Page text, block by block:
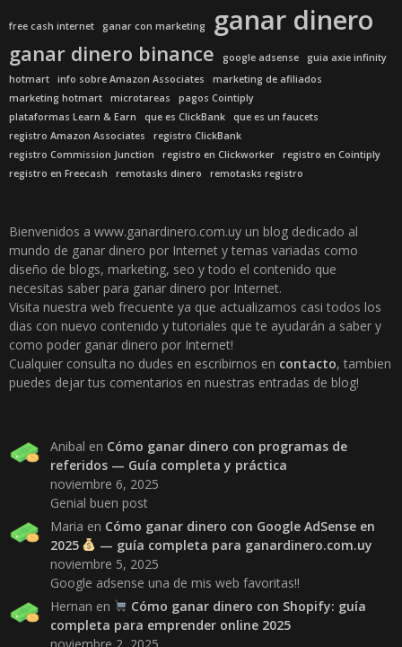
free cash internet ganar con marketing ganar dinero
ganar dinero binance google adsense
guia axie infinity
hotmart
info sobre Amazon Associates
marketing de afiliados
marketing hotmart
microtareas
pagos Cointiply
plataformas Learn & Earn
que es ClickBank
que es un faucets
registro Amazon Associates
registro ClickBank
registro Commission Junction
registro en Clickworker
registro en Cointiply
registro en Freecash
remotasks dinero remotasks registro
Bienvenidos a www.ganardinero.com.uy un blog dedicado al
mundo de ganar dinero por Internet y temas variadas como
diseño de blogs, marketing, seo y todo el contenido que
necesitas saber para ganar dinero por Internet.
Visita nuestra web frecuente ya que actualizamos casi todos los
dias con nuevo contenido y tutoriales que te ayudarán a saber y
como poder ganar dinero por Internet!
Cualquier consulta no dudes en escribirnos en contacto, tambien
puedes dejar tus comentarios en nuestras entradas de blog!
Anibal en Cómo ganar dinero con programas de
referidos — Guía completa y práctica
noviembre 6, 2025
Genial buen post
Maria en Cómo ganar dinero con Google AdSense en
2025
— guía completa para ganardinero.com.uy
noviembre 5, 2025
Google adsense una de mis web favoritas!!
Hernan en
Cómo ganar dinero con Shopify: guía
completa para emprender online 2025
noviembre 2, 2025